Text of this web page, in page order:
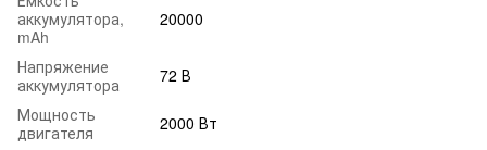
аккумулятора,
mAh
20000
Напряжение
аккумулятора
72 В
Мощность
двигателя
2000 Вт